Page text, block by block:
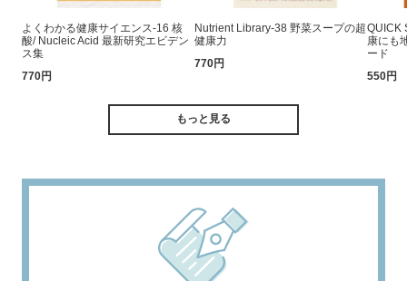
よくわかる健康サイエンス-16 核
酸/ Nucleic Acid 最新研究エビデン
ス集
770円
Nutrient Library-38 野菜スープの超
健康力
770円
QUICK
康にも
ード
550円
もっと見る